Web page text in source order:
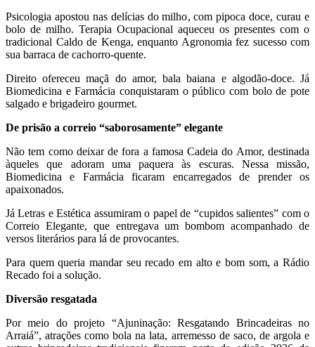
Psicologia apostou nas delícias do milho, com pipoca doce, curau e
bolo de milho. Terapia Ocupacional aqueceu os presentes com o
tradicional Caldo de Kenga, enquanto Agronomia fez sucesso com
sua barraca de cachorro-quente.
Direito ofereceu maçã do amor, bala baiana e algodão-doce. Já
Biomedicina e Farmácia conquistaram o público com bolo de pote
salgado e brigadeiro gourmet.
De prisão a correio “saborosamente” elegante
Não tem como deixar de fora a famosa Cadeia do Amor, destinada
àqueles que adoram uma paquera às escuras. Nessa missão,
Biomedicina e Farmácia ficaram encarregados de prender os
apaixonados.
Já Letras e Estética assumiram o papel de “cupidos salientes” com o
Correio Elegante, que entregava um bombom acompanhado de
versos literários para lá de provocantes.
Para quem queria mandar seu recado em alto e bom som, a Rádio
Recado foi a solução.
Diversão resgatada
Por meio do projeto “Ajuninação: Resgatando Brincadeiras no
Arraiá”, atrações como bola na lata, arremesso de saco, de argola e